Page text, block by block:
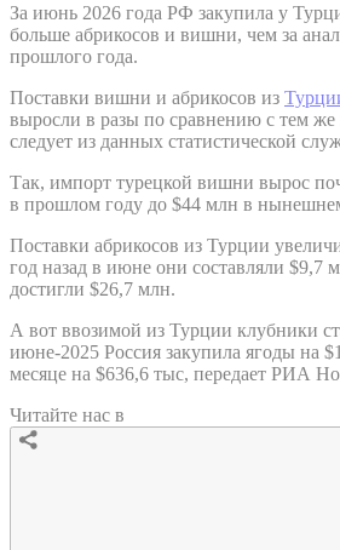
За июнь 2026 года РФ закупила у
больше абрикосов и вишни, чем за
прошлого года.
Поставки вишни и абрикосов из
выросли в разы по сравнению с тем же
следует из данных статистической
Так, импорт турецкой вишни вырос
в прошлом году до $44 млн в
Поставки абрикосов из Турции
год назад в июне они составляли $9,7
достигли $26,7 млн.
А вот ввозимой из Турции клубники
июне-2025 Россия закупила ягоды на
месяце на $636,6 тыс, передает РИА
Читайте нас в